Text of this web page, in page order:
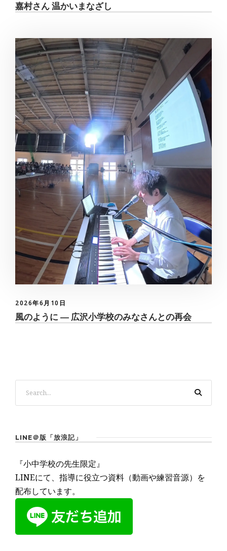
嘉村さん 温かいまなざし
2026年6月10日
風のように ― 広沢小学校のみなさんとの再会
LINE＠版「放浪記」
『小中学校の先生限定』
LINEにて、指導に役立つ資料（動画や練習音源）を
配布しています。